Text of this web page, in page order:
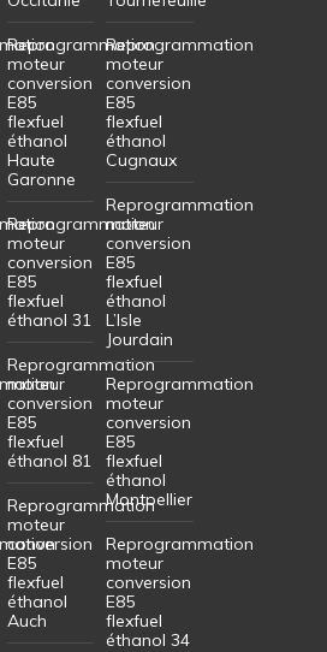
Reprogrammation
moteur
conversion
E85
flexfuel
éthanol
Haute
Garonne
Reprogrammation
moteur
conversion
E85
flexfuel
éthanol 31
Reprogrammation
moteur
conversion
E85
flexfuel
éthanol 81
Reprogrammation
moteur
conversion
E85
flexfuel
éthanol
Auch
Reprogrammation
moteur
conversion
E85
flexfuel
éthanol
Cugnaux
Reprogrammation
moteur
conversion
E85
flexfuel
éthanol
L’Isle
Jourdain
Reprogrammation
moteur
conversion
E85
flexfuel
éthanol
Montpellier
Reprogrammation
moteur
conversion
E85
flexfuel
éthanol 34